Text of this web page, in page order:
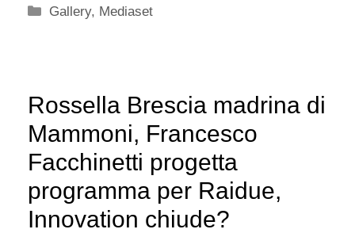
Categorie
Gallery, Mediaset
Rossella Brescia madrina di
Mammoni, Francesco
Facchinetti progetta
programma per Raidue,
Innovation chiude?